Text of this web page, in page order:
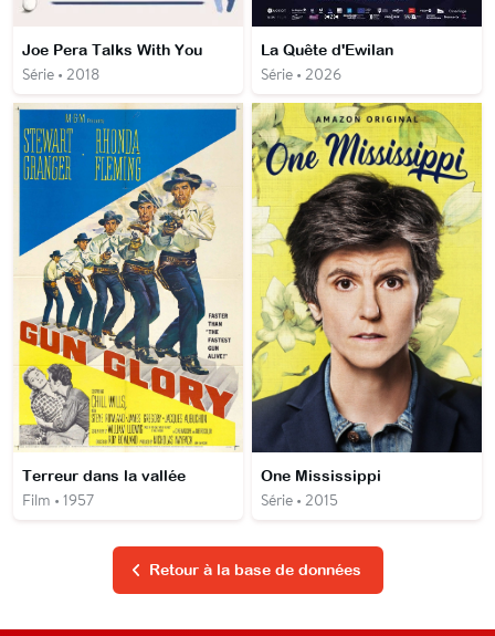
Joe Pera Talks With You
Série • 2018
La Quête d'Ewilan
Série • 2026
Terreur dans la vallée
Film • 1957
One Mississippi
Série • 2015
Retour à la base de données